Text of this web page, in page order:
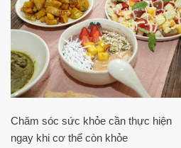
Chăm sóc sức khỏe cần thực hiện
ngay khi cơ thể còn khỏe